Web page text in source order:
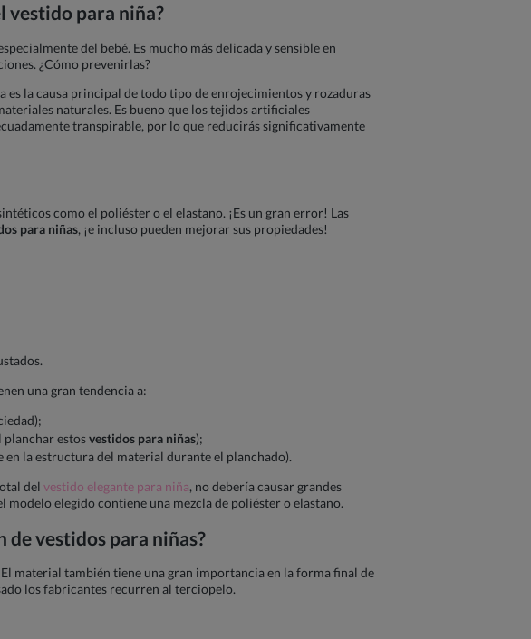
vestido para niña?
del bebé. Es mucho más delicada y sensible en
¿Cómo prevenirlas?
es la causa principal de todo tipo de enrojecimientos y rozaduras
naturales. Es bueno que los tejidos artificiales
transpirable, por lo que reducirás significativamente
como el poliéster o el elastano. ¡Es un gran error! Las
para niñas, ¡e incluso pueden mejorar sus propiedades!
una gran tendencia a:
planchar estosvestidos para niñas);
la estructura del material durante el planchado).
del vestido elegante para niña, no debería causar grandes
elegido contiene una mezcla de poliéster o elastano.
devestidos para niñas?
material también tiene una gran importancia en la forma final de
los fabricantes recurren al terciopelo.